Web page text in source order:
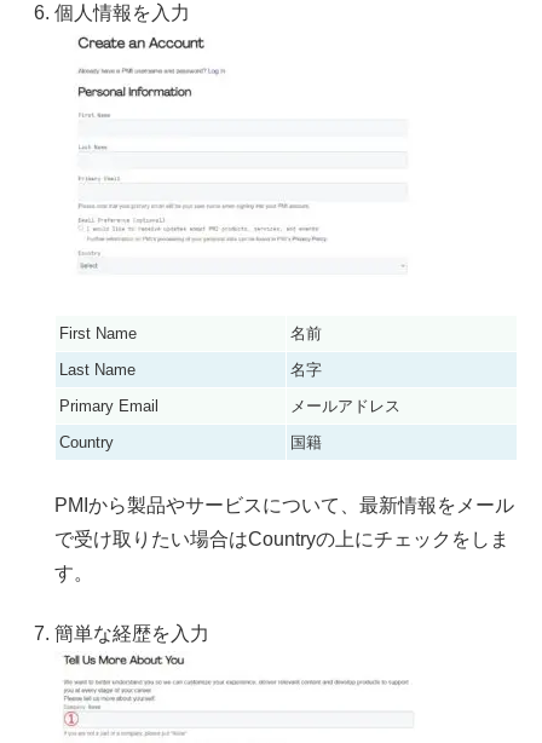
個人情報を入力
First Name
名前
Last Name
名字
Primary Email
メールアドレス
Country
国籍
PMIから製品やサービスについて、最新情報をメール
で受け取りたい場合はCountryの上にチェックをしま
す。
簡単な経歴を入力